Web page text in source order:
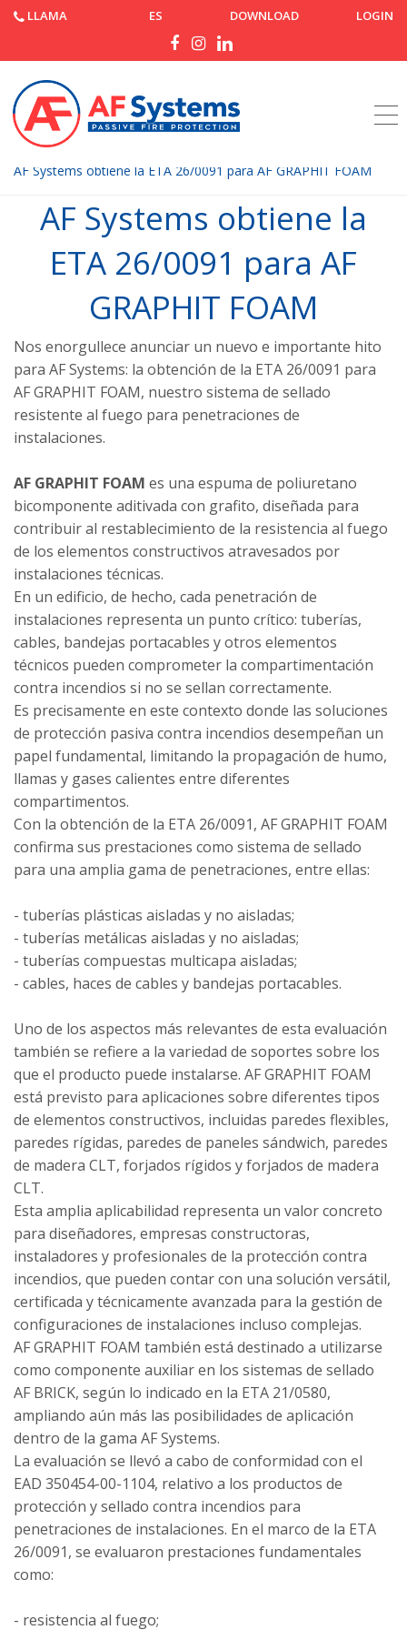
LLAMA ES DOWNLOAD LOGIN
Página de inicio
AF Systems obtiene la ETA 26/0091 para AF GRAPHIT FOAM
AF Systems obtiene la
ETA 26/0091 para AF
GRAPHIT FOAM
Nos enorgullece anunciar un nuevo e importante hito
para AF Systems: la obtención de la ETA 26/0091 para
AF GRAPHIT FOAM, nuestro sistema de sellado
resistente al fuego para penetraciones de
instalaciones.
AF GRAPHIT FOAM es una espuma de poliuretano
bicomponente aditivada con grafito, diseñada para
contribuir al restablecimiento de la resistencia al fuego
de los elementos constructivos atravesados por
instalaciones técnicas.
En un edificio, de hecho, cada penetración de
instalaciones representa un punto crítico: tuberías,
cables, bandejas portacables y otros elementos
técnicos pueden comprometer la compartimentación
contra incendios si no se sellan correctamente.
Es precisamente en este contexto donde las soluciones
de protección pasiva contra incendios desempeñan un
papel fundamental, limitando la propagación de humo,
llamas y gases calientes entre diferentes
compartimentos.
Con la obtención de la ETA 26/0091, AF GRAPHIT FOAM
confirma sus prestaciones como sistema de sellado
para una amplia gama de penetraciones, entre ellas:
- tuberías plásticas aisladas y no aisladas;
- tuberías metálicas aisladas y no aisladas;
- tuberías compuestas multicapa aisladas;
- cables, haces de cables y bandejas portacables.
Uno de los aspectos más relevantes de esta evaluación
también se refiere a la variedad de soportes sobre los
que el producto puede instalarse. AF GRAPHIT FOAM
está previsto para aplicaciones sobre diferentes tipos
de elementos constructivos, incluidas paredes flexibles,
paredes rígidas, paredes de paneles sándwich, paredes
de madera CLT, forjados rígidos y forjados de madera
CLT.
Esta amplia aplicabilidad representa un valor concreto
para diseñadores, empresas constructoras,
instaladores y profesionales de la protección contra
incendios, que pueden contar con una solución versátil,
certificada y técnicamente avanzada para la gestión de
configuraciones de instalaciones incluso complejas.
AF GRAPHIT FOAM también está destinado a utilizarse
como componente auxiliar en los sistemas de sellado
AF BRICK, según lo indicado en la ETA 21/0580,
ampliando aún más las posibilidades de aplicación
dentro de la gama AF Systems.
La evaluación se llevó a cabo de conformidad con el
EAD 350454-00-1104, relativo a los productos de
protección y sellado contra incendios para
penetraciones de instalaciones. En el marco de la ETA
26/0091, se evaluaron prestaciones fundamentales
como:
- resistencia al fuego;